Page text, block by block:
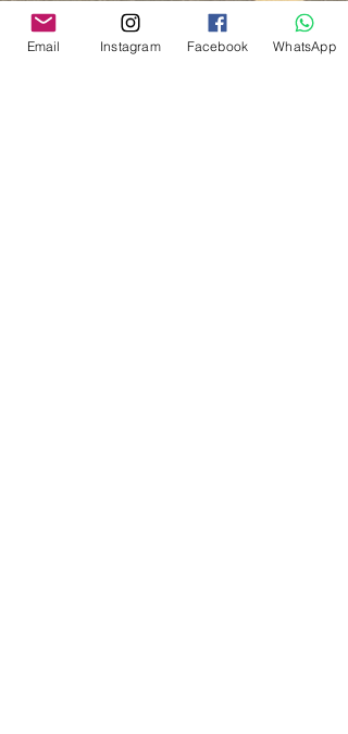
Email Instagram Facebook WhatsApp